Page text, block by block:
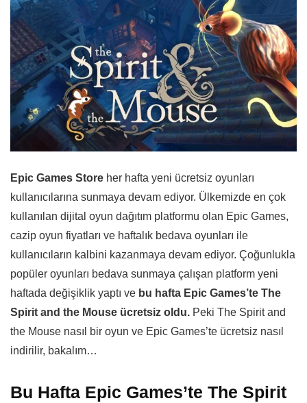
Epic Games Store her hafta yeni ücretsiz oyunları
kullanıcılarına sunmaya devam ediyor. Ülkemizde en çok
kullanılan dijital oyun dağıtım platformu olan Epic Games,
cazip oyun fiyatları ve haftalık bedava oyunları ile
kullanıcıların kalbini kazanmaya devam ediyor. Çoğunlukla
popüler oyunları bedava sunmaya çalışan platform yeni
haftada değişiklik yaptı ve bu hafta Epic Games’te The
Spirit and the Mouse ücretsiz oldu. Peki The Spirit and
the Mouse nasıl bir oyun ve Epic Games’te ücretsiz nasıl
indirilir, bakalım…
Bu Hafta Epic Games’te The Spirit